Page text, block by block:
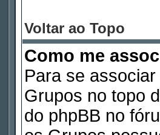
Voltar ao Topo
Como me
Para se
Grupos no topo
do phpBB no